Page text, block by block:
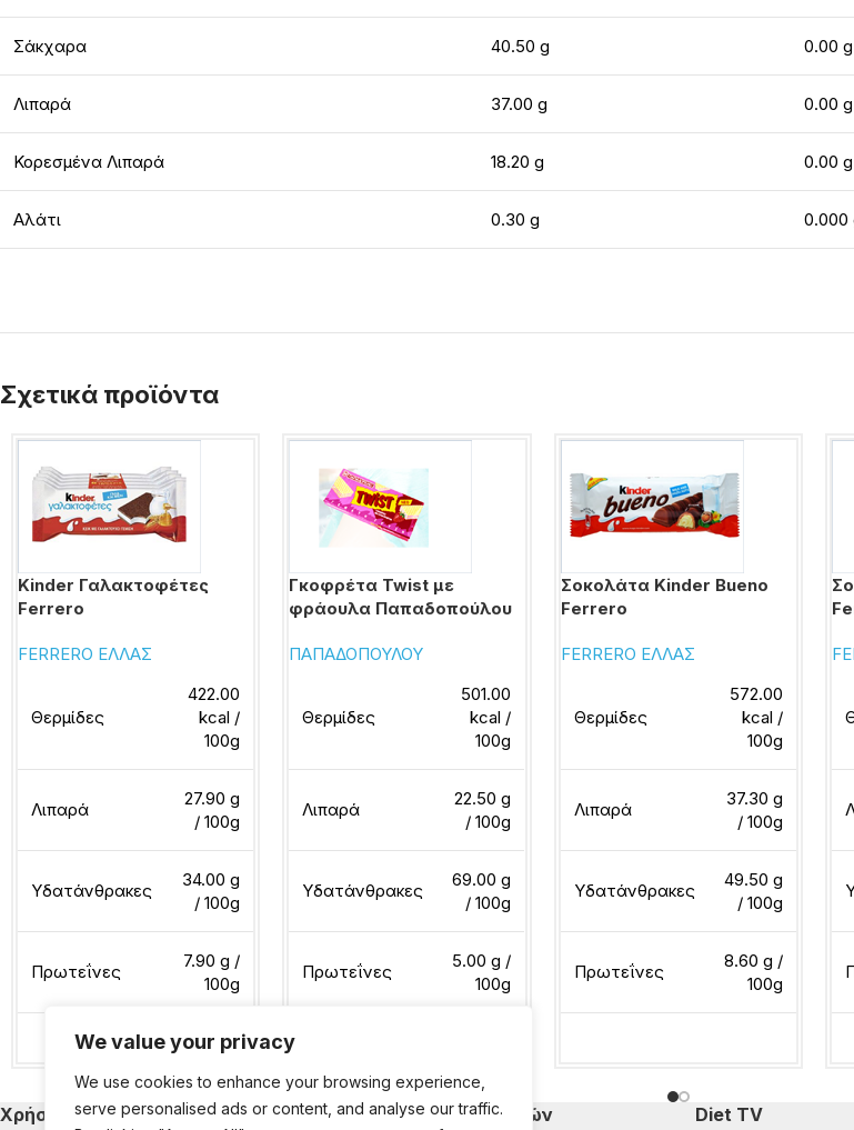
We value your privacy
We use cookies to enhance your browsing experience,
serve personalised ads or content, and analyse our traffic.
Σάκχαρα 40.50 g 0.00 g
Λιπαρά 37.00 g 0.00 g
Κορεσμένα Λιπαρά 18.20 g 0.00 g
Αλάτι 0.30 g 0.000
Σχετικά προϊόντα
Kinder Γαλακτοφέτες
Ferrero
FERRERO ΕΛΛΑΣ
Θερμίδες
422.00
kcal /
100g
Λιπαρά
27.90 g
/ 100g
Υδατάνθρακες
34.00 g
/ 100g
Πρωτεΐνες
7.90 g /
100g
Διαβάστε περισσότερα
Γκοφρέτα Twist με
φράουλα Παπαδοπούλου
ΠΑΠΑΔΟΠΟΥΛΟΥ
Θερμίδες
501.00
kcal /
100g
Λιπαρά
22.50 g
/ 100g
Υδατάνθρακες
69.00 g
/ 100g
Πρωτεΐνες
5.00 g /
100g
Διαβάστε περισσότερα
Σοκολάτα Kinder Bueno
Ferrero
FERRERO ΕΛΛΑΣ
Θερμίδες
572.00
kcal /
100g
Λιπαρά
37.30 g
/ 100g
Υδατάνθρακες
49.50 g
/ 100g
Πρωτεΐνες
8.60 g /
100g
Χρήσιμα Κατηγορίες Εκπομπών Diet TV